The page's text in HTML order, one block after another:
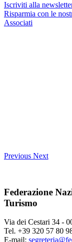
Iscriviti alla
Risparmia con le
Associati
Previous Next
Federazione
Turismo
Via dei Cestari 34 -
Tel. +39 320 57 80
E-mail: